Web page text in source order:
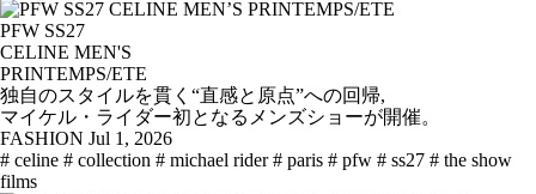
PFW SS27
CELINE MEN'S
PRINTEMPS/ETE
独自のスタイルを貫く“直感と原点”への回帰,
マイケル・ライダー初となるメンズショーが開催。
FASHION Jul 1, 2026
# celine # collection # michael rider # paris # pfw # ss27 # the show
films